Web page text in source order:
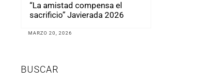
“La amistad compensa el
sacrificio” Javierada 2026
MARZO 20, 2026
BUSCAR